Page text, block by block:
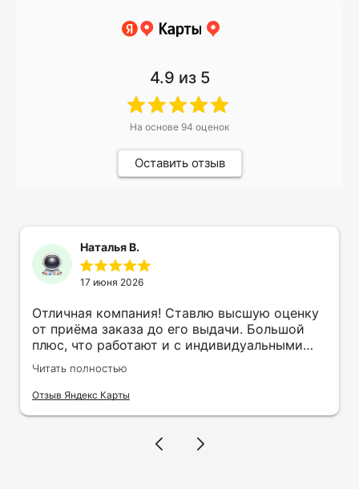
4.9 из 5
На основе 94 оценок
Оставить отзыв
Наталья В.
17 июня 2026
Отличная компания! Ставлю высшую оценку
от приёма заказа до его выдачи. Большой
плюс, что работают и с индивидуальными
заказами. Нелбходимо было нанести принт
на кружку в подарок. Заказ был исполнен
оперативно и ооочень красиво, даже не
терпеливость, отвечала на все мои вопросы.
Читать полностью
Отзыв Яндекс Карты